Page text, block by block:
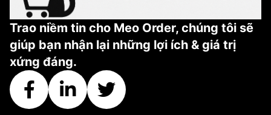
Trao niềm tin cho Meo Order, chúng tôi sẽ
giúp bạn nhận lại những lợi ích & giá trị
xứng đáng.